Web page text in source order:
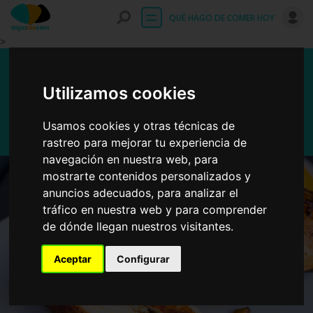
Utilizamos cookies
Usamos cookies y otras técnicas de
rastreo para mejorar tu experiencia de
navegación en nuestra web, para
mostrarte contenidos personalizados y
anuncios adecuados, para analizar el
tráfico en nuestra web y para comprender
de dónde llegan nuestros visitantes.
Aceptar Configurar
>
QUÉ HAGO DE COMER HOY Entrar
con curry